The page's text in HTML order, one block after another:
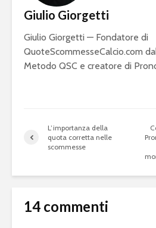
Giulio Giorgetti
Giulio Giorgetti — Fondatore di
QuoteScommesseCalcio.com
Metodo QSC e creatore di
L’importanza della
quota corretta nelle
scommesse
14 commenti